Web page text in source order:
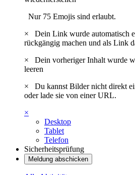
Nur 75 Emojis sind erlaubt.
×
Dein Link wurde automatisch
rückgängig machen und als Link
×
Dein vorheriger Inhalt wurde
leeren
×
Du kannst Bilder nicht direkt
oder lade sie von einer URL.
×
Desktop
Tablet
Telefon
Sicherheitsprüfung
Meldung abschicken